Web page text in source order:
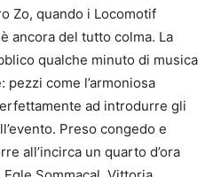
Zo, quando i Locomotif
ancora del tutto colma. La
qualche minuto di musica
come l’armoniosa
ad introdurre gli
Preso congedo e
all’incirca un quarto d’ora